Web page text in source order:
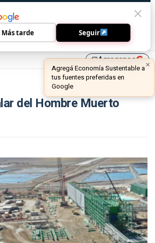
library_addAgreganos ×
Agregá Economía Sustentable a
tus fuentes preferidas en
Google
del Hombre Muerto
Más tarde Seguir